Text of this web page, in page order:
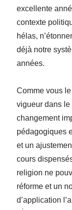
excellente
contexte
hélas,
déjà notre
années.
Comme vous
vigueur dans
changement
pédagogiques
et un
cours
religion ne
réforme et un
d’application